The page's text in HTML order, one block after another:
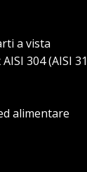
a vista
304 (AISI
alimentare